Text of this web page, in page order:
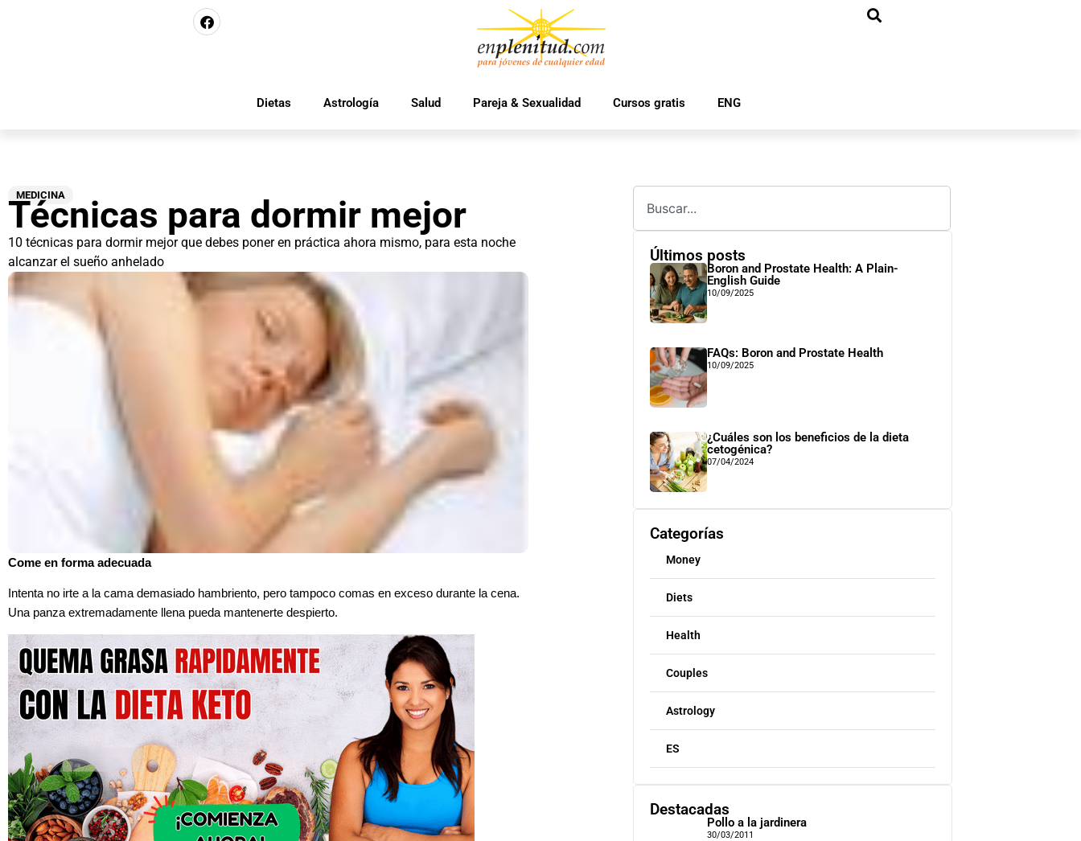
Dietas Astrología Salud Pareja & Sexualidad Cursos gratis ENG
MEDICINA
Técnicas para dormir mejor
10 técnicas para dormir mejor que debes poner en práctica ahora mismo, para esta noche
alcanzar el sueño anhelado
Come en forma adecuada
Intenta no irte a la cama demasiado hambriento, pero tampoco comas en exceso durante la cena.
Una panza extremadamente llena pueda mantenerte despierto.
Últimos posts
Boron and Prostate Health: A Plain-
English Guide
10/09/2025
FAQs: Boron and Prostate Health
10/09/2025
¿Cuáles son los beneficios de la dieta
cetogénica?
07/04/2024
Categorías
Money
Diets
Health
Couples
Astrology
ES
Destacadas
Pollo a la jardinera
30/03/2011